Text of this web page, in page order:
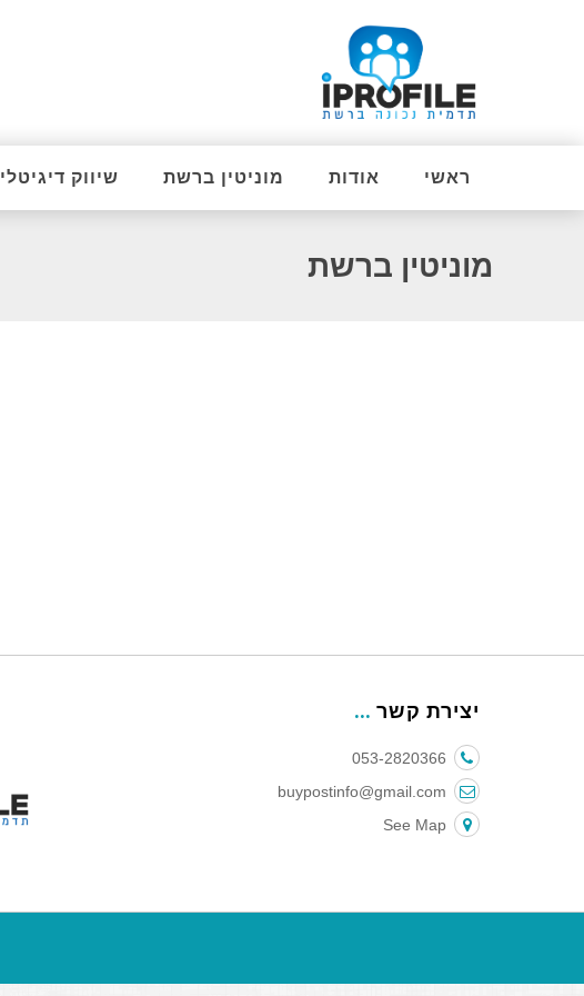
ראשי אודות מוניטין ברשת שיווק דיגיטלי
מוניטין ברשת
יצירת קשר
053-2820366
buypostinfo@gmail.com
See Map